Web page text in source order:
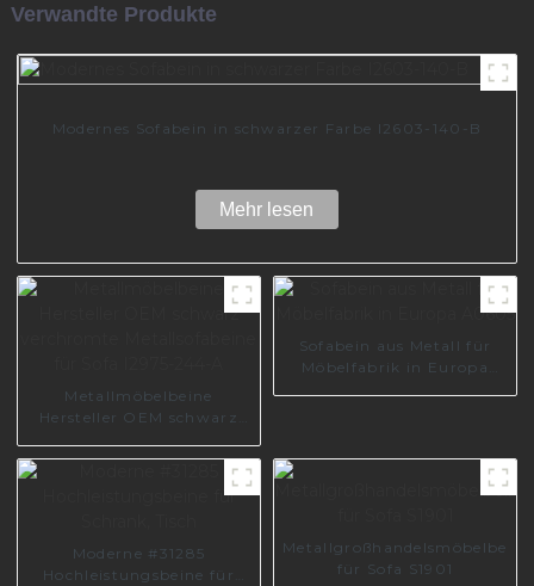
Verwandte Produkte
Modernes Sofabein in schwarzer Farbe I2603-140-B
Mehr lesen
Metallmöbelbeine
Hersteller OEM schwarz
Metallsofabeine für Sofa
Sofabein aus Metall für
Möbelfabrik in Europa
Moderne #31285
Hochleistungsbeine für
Metallgroßhandelsmöbelbeine
für Sofa S1901